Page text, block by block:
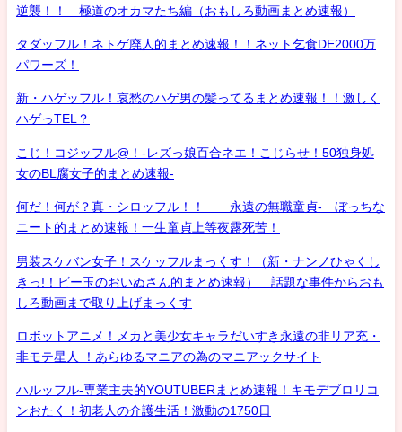
逆襲！！ 極道のオカマたち編（おもしろ動画まとめ速報）
タダッフル！ネトゲ廃人的まとめ速報！！ネット乞食DE2000万
パワーズ！
新・ハゲッフル！哀愁のハゲ男の髪ってるまとめ速報！！激しく
ハゲっTEL？
こじ！コジッフル@！-レズっ娘百合ネエ！こじらせ！50独身処
女のBL腐女子的まとめ速報-
何だ！何が？真・シロッフル！！ 永遠の無職童貞- ぼっちな
ニート的まとめ速報！一生童貞上等夜露死苦！
男装スケバン女子！スケッフルまっくす！（新・ナンノひゃくし
きっ!！ビー玉のおいぬさん的まとめ速報） 話題な事件からおも
しろ動画まで取り上げまっくす
ロボットアニメ！メカと美少女キャラだいすき永遠の非リア充・
非モテ星人 ！あらゆるマニアの為のマニアックサイト
ハルッフル-専業主夫的YOUTUBERまとめ速報！キモデブロリコ
ンおたく！初老人の介護生活！激動の1750日